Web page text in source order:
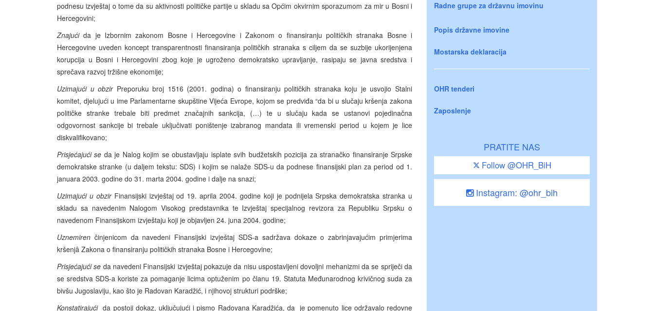
podnesu izvještaj o tome da su aktivnosti političke partije u skladu sa Općim okvirnim sporazumom za mir u Bosni i
Hercegovini;
Znajućida je Izbornim zakonom Bosne i Hercegovine i Zakonom o finansiranju političkih stranaka Bosne i
Hercegovine uveden koncept transparentnosti finansiranja političkih stranaka s ciljem da se suzbije ukorijenjena
korupcija u Bosni i Hercegovini zbog koje je ugroženo demokratsko upravljanje, rasipaju se javna sredstva i
sprečava razvoj tržišne ekonomije;
Uzimajući u obzirPreporuku broj 1516 (2001. godina) o finansiranju političkih stranaka koju je usvojio Stalni
komitet, djelujući u ime Parlamentarne skupštine Vijeća Evrope, kojom se predviđa “da bi u slučaju kršenja zakona
političke stranke trebale biti predmet značajnih sankcija, (…) te u slučaju kada se ustanovi pojedinačna
odgovornost sankcije bi trebale uključivati poništenje izabranog mandata ili vremenski period u kojem je lice
diskvalifikovano;
Prisjećajući se da je Nalog kojim se obustavljaju isplate svih budžetskih pozicija za stranačko finansiranje Srpske
demokratske stranke (u daljem tekstu: SDS) i kojim se nalaže SDS-u da podnese finansijski plan za period od 1.
januara 2003. godine do 31. marta 2004. godine i dalje na snazi;
Uzimajući u obzirFinansijski izvještaj od 19. aprila 2004. godine koji je podnijela Srpska demokratska stranka u
skladu sa navedenim Nalogom Visokog predstavnika te Izvještaj specijalnog revizora za Republiku Srpsku o
navedenom Finansijskom izvještaju koji je objavljen 24. juna 2004. godine;
Uznemiren činjenicom da navedeni Finansijski izvještaj SDS-a sadržava dokaze o zabrinjavajućim primjerima
kršenjâ Zakona o finansiranju političkih stranaka Bosne i Hercegovine;
Prisjećajući se da navedeni Finansijski izvještaj pokazuje da nisu uspostavljeni dovoljni mehanizmi da se spriječi da
se sredstva SDS-a koriste za pomaganje licima optuženim po članu 19. Statuta Međunarodnog krivičnog suda za
bivšu Jugoslaviju, kao što je Radovan Karadžić, i njihovoj strukturi podrške;
Konstatirajućida postoji dokaz, uključujući i pismo Radovana Karadžića, da je pomenuto lice održavalo redovne
Radne grupe za državnu imovinu
Popis državne imovine
Mostarska deklaracija
OHR tenderi
Zaposlenje
PRATITE NAS
Follow @OHR_BiH
Instagram: @ohr_bih